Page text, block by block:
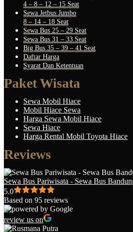
4 – 8 – 12 – 15 Seat
Sewa Jetbus Jumbo
8 – 14 – 18 Seat
Sewa Bus 25 – 29 Seat
Sewa Bus 31 – 33 Seat
Big Bus 35 – 39 – 41 Seat
Daftar Harga
Syarat Dan Ketentuan
Paket Wisata
Sewa Mobil Hiace
Mobil Hiace Sewa
Harga Sewa Mobil Hiace
Sewa Hiace
Harga Rental Mobil Toyota Hiace
Reviews
Sewa Bus Pariwisata - Sewa Bus
5.0
Based on 95 reviews
review us on